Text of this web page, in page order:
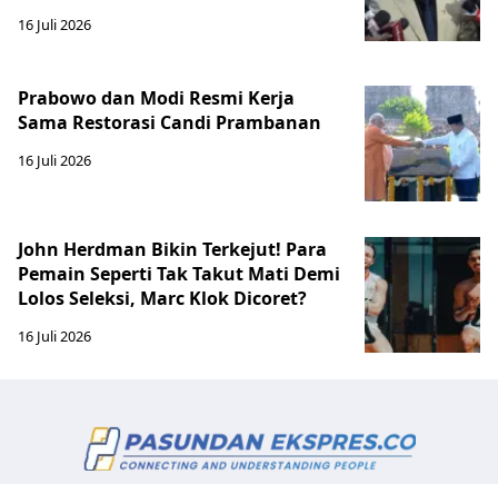
16 Juli 2026
Prabowo dan Modi Resmi Kerja
Sama Restorasi Candi Prambanan
16 Juli 2026
John Herdman Bikin Terkejut! Para
Pemain Seperti Tak Takut Mati Demi
Lolos Seleksi, Marc Klok Dicoret?
16 Juli 2026